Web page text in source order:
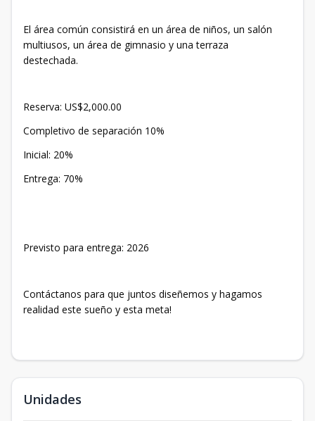
El área común consistirá en un área de niños, un salón
multiusos, un área de gimnasio y una terraza
destechada.
Reserva: US$2,000.00
Completivo de separación 10%
Inicial: 20%
Entrega: 70%
Previsto para entrega: 2026
Contáctanos para que juntos diseñemos y hagamos
realidad este sueño y esta meta!
Unidades